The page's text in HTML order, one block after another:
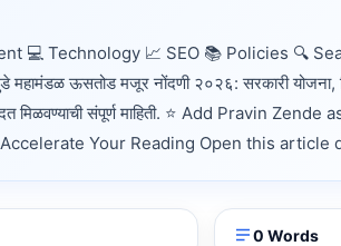
💻 Technology 📈 SEO 📚 Policies 🔍
ऊसतोड मजूर नोंदणी २०२६: सरकारी योजना,
मिळवण्याची संपूर्ण माहिती. ⭐ Add Pravin
Your Reading Open this article
0 Words